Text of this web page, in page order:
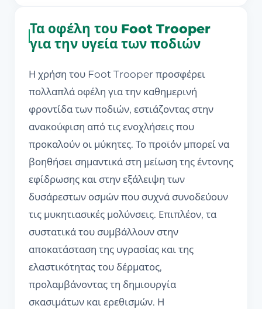
Τα οφέλη του Foot Trooper
για την υγεία των ποδιών
Η χρήση του Foot Trooper προσφέρει
πολλαπλά οφέλη για την καθημερινή
φροντίδα των ποδιών, εστιάζοντας στην
ανακούφιση από τις ενοχλήσεις που
προκαλούν οι μύκητες. Το προϊόν μπορεί να
βοηθήσει σημαντικά στη μείωση της έντονης
εφίδρωσης και στην εξάλειψη των
δυσάρεστων οσμών που συχνά συνοδεύουν
τις μυκητιασικές μολύνσεις. Επιπλέον, τα
συστατικά του συμβάλλουν στην
αποκατάσταση της υγρασίας και της
ελαστικότητας του δέρματος,
προλαμβάνοντας τη δημιουργία
σκασιμάτων και ερεθισμών. Η